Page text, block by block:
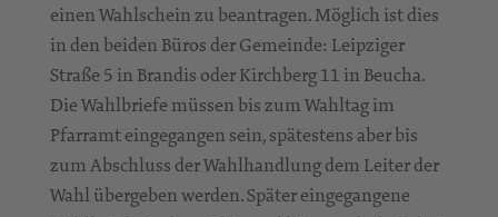
einen Wahlschein zu beantragen. Möglich ist dies
in den beiden Büros der Gemeinde: Leipziger
Straße 5 in Brandis oder Kirchberg 11 in Beucha.
Die Wahlbriefe müssen bis zum Wahltag im
Pfarramt eingegangen sein, spätestens aber bis
zum Abschluss der Wahlhandlung dem Leiter der
Wahl übergeben werden. Später eingegangene